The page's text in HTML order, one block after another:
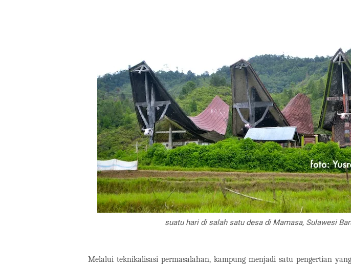
suatu hari di salah satu desa di Mamasa, Sulawesi
Melalui teknikalisasi permasalahan, kampung menjadi satu pengertian